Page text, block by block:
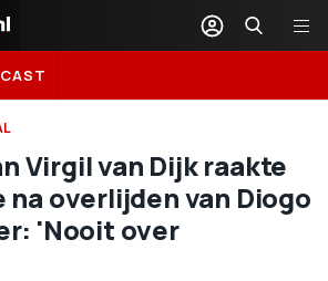
Virgil van Dijk raakte
na overlijden van Diogo
'Nooit over